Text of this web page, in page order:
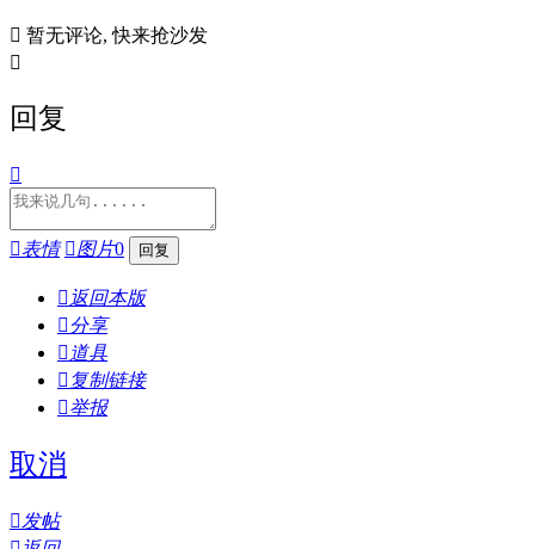
 暂无评论, 快来抢沙发

回复

表情 图片0
 返回本版
分享
 道具
 复制链接
举报
取消
发帖